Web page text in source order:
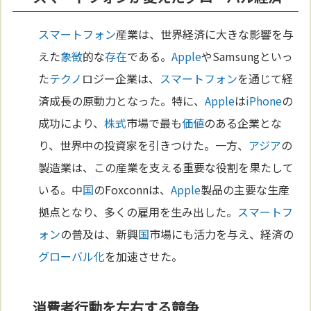
スマートフォン産業は、世界経済に大きな影響を与
えた象徴的な存在である。AppleやSamsungといっ
たテクノ ロジー企業は、 スマートフォンを通じて経
済成長の原動力となった。特に、AppleはiPhoneの
成功により、株式市場で最も価値のある企業とな
り、世界中の投資家を引きつけた。一方、 アジアの
製造業は、この産業を支える重要な役割を果たして
いる。中国のFoxconnは、Apple製品の主要な生産
拠点となり、多くの雇用を生み出した。 スマートフ
ォンの普及は、新興国市場にも活力を与え、経済の
グローバル化を加速させた。